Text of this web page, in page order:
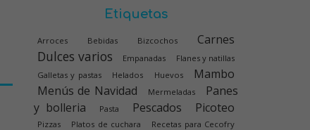
Etiquetas
Arroces Bebidas Bizcochos Carnes
Dulces varios Empanadas
Flanes y natillas
Galletas y pastas
Helados Huevos
Mambo
Menús de Navidad
Mermeladas
Panes
y bolleria
Pasta Pescados Picoteo
Pizzas Platos de cuchara Recetas para Cecofry